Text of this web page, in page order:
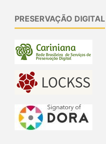
PRESERVAÇÃO DIGITAL